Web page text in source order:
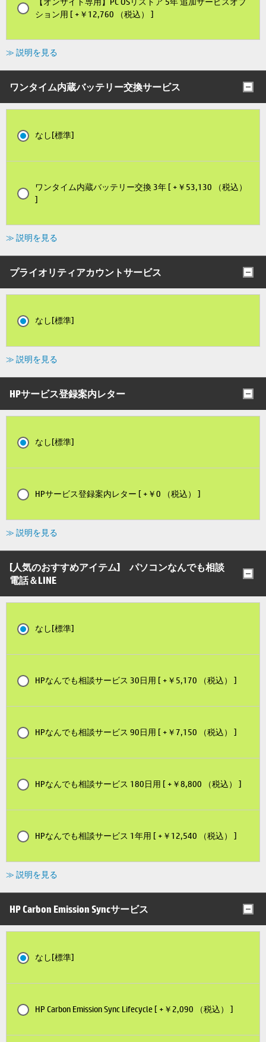
ション用 [ +￥12,760 （税込） ]
≫ 説明を見る
ワンタイム内蔵バッテリー交換サービス
なし[標準]
ワンタイム内蔵バッテリー交換 3年 [ +￥53,130 （税込）
]
≫ 説明を見る
プライオリティアカウントサービス
なし[標準]
≫ 説明を見る
HPサービス登録案内レター
なし[標準]
HPサービス登録案内レター [ +￥0 （税込） ]
≫ 説明を見る
[人気のおすすめアイテム] パソコンなんでも相談
電話＆LINE
なし[標準]
HPなんでも相談サービス 30日用 [ +￥5,170 （税込） ]
HPなんでも相談サービス 90日用 [ +￥7,150 （税込） ]
HPなんでも相談サービス 180日用 [ +￥8,800 （税込） ]
HPなんでも相談サービス 1年用 [ +￥12,540 （税込） ]
≫ 説明を見る
HP Carbon Emission Syncサービス
なし[標準]
HP Carbon Emission Sync Lifecycle [ +￥2,090 （税込） ]